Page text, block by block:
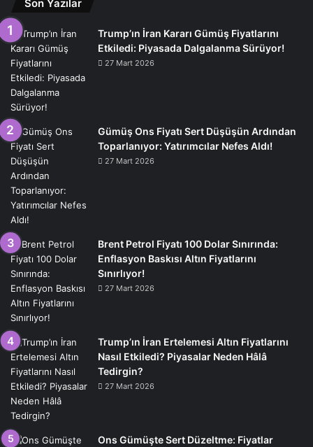
Son Yazılar
Trump’ın İran Kararı Gümüş Fiyatlarını
Etkiledi: Piyasada Dalgalanma Sürüyor!
27 Mart 2026
Gümüş Ons Fiyatı Sert Düşüşün Ardından
Toparlanıyor: Yatırımcılar Nefes Aldı!
27 Mart 2026
Brent Petrol Fiyatı 100 Dolar Sınırında:
Enflasyon Baskısı Altın Fiyatlarını
Sınırlıyor!
27 Mart 2026
Trump’ın İran Ertelemesi Altın Fiyatlarını
Nasıl Etkiledi? Piyasalar Neden Hâlâ
Tedirgin?
27 Mart 2026
Ons Gümüşte Sert Düzeltme: Fiyatlar